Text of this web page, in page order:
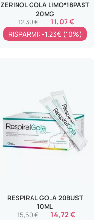
ZERINOL GOLA LIMO*18PAST
20MG
11,07 €
12,30 €
RISPARMI: -1.23€ (10%)
RESPIRAL GOLA 20BUST
10ML
14,72 €
15,50 €